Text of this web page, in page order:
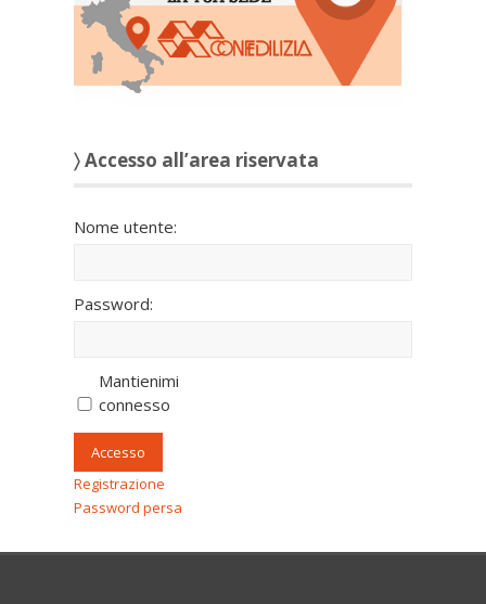
〉 Accesso all’area riservata
Nome utente:
Password:
Mantienimi
connesso
Accesso
Registrazione
Password persa